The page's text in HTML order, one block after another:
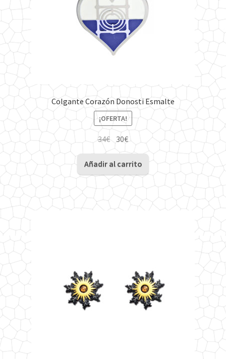
Colgante Corazón Donosti Esmalte
¡OFERTA!
34€ El
precio
original
era:
34€.
30€El
precio
actual
es:
30€.
Añadir al carrito